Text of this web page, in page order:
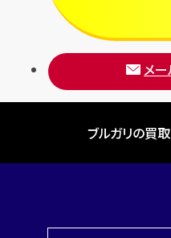
メ
ブルガリの買